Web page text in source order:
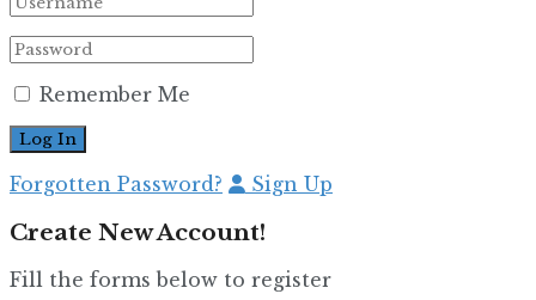
Remember Me
Forgotten Password? Sign Up
Create New Account!
Fill the forms below to register